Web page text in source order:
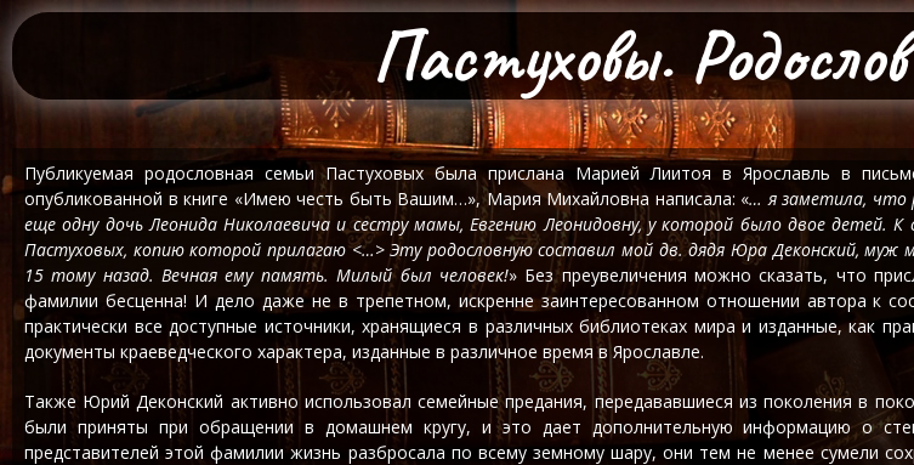
Пастуховы.
Публикуемая родословная семьи Пастуховых была прислана Марией Лиитоя в Ярославль в
опубликованной в книге «Имею честь быть Вашим…», Мария Михайловна написала: «… я заметила, что
еще одну дочь Леонида Николаевича и сестру мамы, Евгению Леонидовну, у которой было двое детей.
Пастуховых, копию которой прилагаю <…> Эту родословную составил мой дв. дядя Юра Деконский,
15 тому назад. Вечная ему память. Милый был человек!» Без преувеличения можно сказать, что
фамилии бесценна! И дело даже не в трепетном, искренне заинтересованном отношении автора к
практически все доступные источники, хранящиеся в различных библиотеках мира и изданные, как
документы краеведческого характера, изданные в различное время в Ярославле.
Также Юрий Деконский активно использовал семейные предания, передававшиеся из поколения в
были приняты при обращении в домашнем кругу, и это дает дополнительную информацию о
представителей этой фамилии жизнь разбросала по всему земному шару, они тем не менее сумели